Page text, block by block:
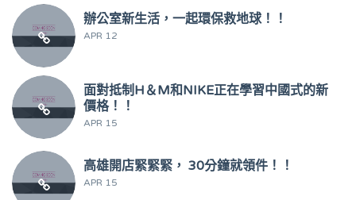
辦公室新生活，一起環保救地球！！
APR 12
面對抵制H＆M和NIKE正在學習中國式的新
價格！！
APR 15
高雄開店緊緊緊， 30分鐘就領件！！
APR 15